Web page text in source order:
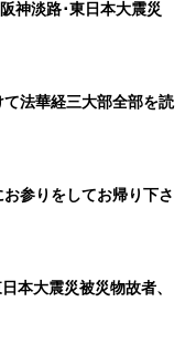
神淡路･東日本大震災
法華経三大部全部を読
参りをしてお帰り下さ
本大震災被災物故者、